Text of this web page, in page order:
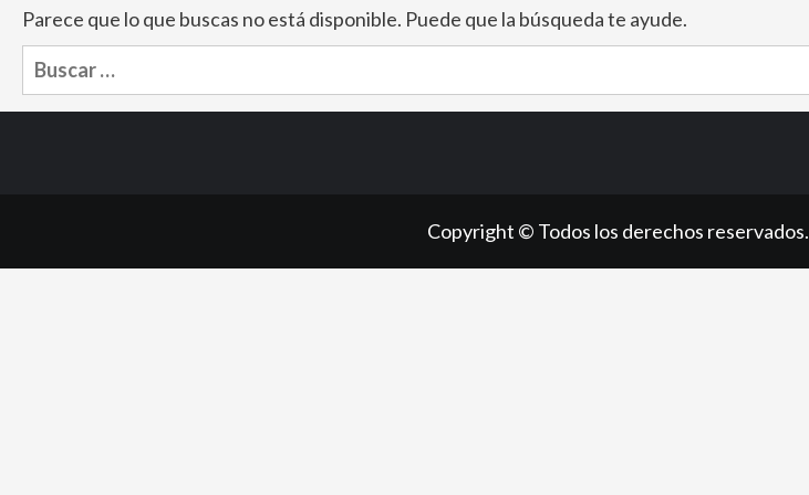
Parece que lo que buscas no está disponible. Puede que la búsqueda te ayude.
Buscar:
Copyright © Todos los derechos reservados.